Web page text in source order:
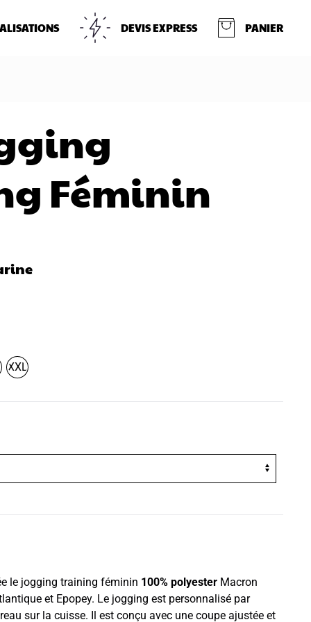
DEVIS EXPRESS PANIER
Féminin
XXL
le jogging training féminin 100% polyester Macron
et Epopey. Le jogging est personnalisé par
sur la cuisse. Il est conçu avec une coupe ajustée et